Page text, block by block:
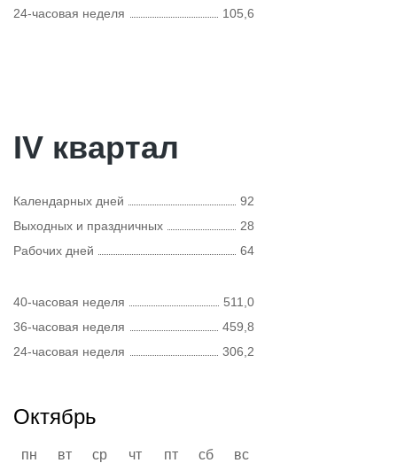
24-часовая неделя
105,6
IV квартал
Календарных дней
92
Выходных и праздничных
28
Рабочих дней
64
40-часовая неделя
511,0
36-часовая неделя
459,8
24-часовая неделя
306,2
Октябрь
пн вт ср чт пт сб
вс